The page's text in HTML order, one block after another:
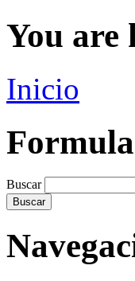
You are
Inicio
Buscar